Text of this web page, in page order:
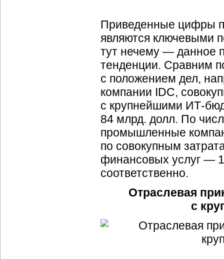
Приведенные цифры
являются ключевыми
тут нечему — данное
тенденции. Сравним
с положением дел,
компании IDC,
с крупнейшими ИТ-
84 млрд. долл. По
промышленные
по совокупным
финансовых услуг —
соответственно.
Отраслевая
с